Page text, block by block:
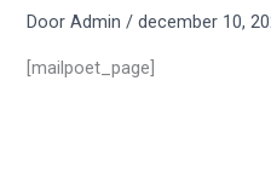
DoorAdmin/december 10,
[mailpoet_page]